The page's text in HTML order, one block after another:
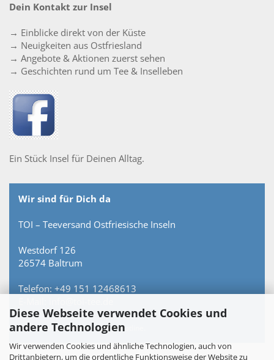
Diese Webseite verwendet Cookies und
andere Technologien
Wir verwenden Cookies und ähnliche Technologien, auch von
Drittanbietern, um die ordentliche Funktionsweise der Website zu
Dein Kontakt zur Insel
→ Einblicke direkt von der Küste
→ Neuigkeiten aus Ostfriesland
→ Angebote & Aktionen zuerst sehen
→ Geschichten rund um Tee & Inselleben
Ein Stück Insel für Deinen Alltag.
Wir sind für Dich da
TOI – Teeversand Ostfriesische Inseln
Westdorf 126
26574 Baltrum
Telefon: +49 151 12468613
Persönlich erreichbar – keine Hotline.